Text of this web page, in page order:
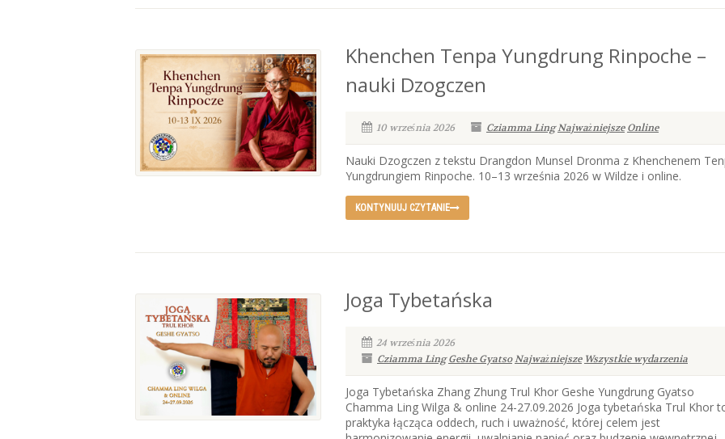
Khenchen Tenpa Yungdrung Rinpoche –
nauki Dzogczen
10 września 2026 Cziamma LingNajważniejsze Online
Nauki Dzogczen z tekstu Drangdon Munsel Dronma z Khenchenem
Yungdrungiem Rinpoche. 10–13 września 2026 w Wildze i online.
KONTYNUUJ CZYTANIE
Joga Tybetańska
24 września 2026
Cziamma Ling Geshe GyatsoNajważniejsze Wszystkie wydarzenia
Joga Tybetańska Zhang Zhung Trul Khor Geshe Yungdrung Gyatso
Chamma Ling Wilga & online 24-27.09.2026 Joga tybetańska Trul Khor
praktyka łącząca oddech, ruch i uważność, której celem jest